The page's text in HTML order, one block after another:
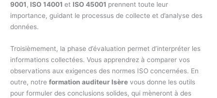
9001, ISO 14001et ISO 45001 prennent toute leur
importance, guidant le processus de collecte et d’analyse des
données.
Troisièmement, la phase d’évaluation permet d’interpréter les
informations collectées. Vous apprendrez à comparer vos
observations aux exigences des normes ISO concernées. En
outre, notreformation auditeur Isère vous donne les outils
pour formuler des conclusions solides, qui mèneront à des